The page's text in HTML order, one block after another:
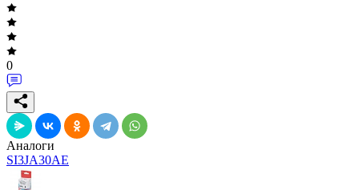
0
Аналоги
SI3JA30AE